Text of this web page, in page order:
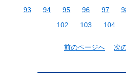
93
94 95 96 97
102
103 104
前のページへ 次